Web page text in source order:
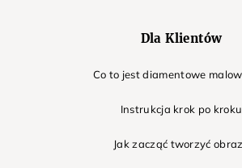
Dla Klientów
Co to jest diamentowe
Instrukcja krok po kroku
Jak zacząć tworzyć